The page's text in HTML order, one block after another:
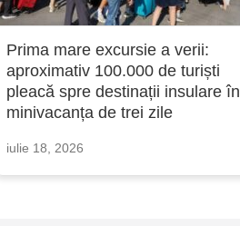
Prima mare excursie a verii:
aproximativ 100.000 de turiști
pleacă spre destinații insulare în
minivacanța de trei zile
iulie 18, 2026